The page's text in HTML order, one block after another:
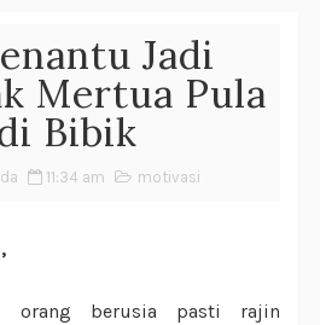
Jadi
Mertua Pula
Bibik
11:34 am motivasi
orang berusia pasti rajin